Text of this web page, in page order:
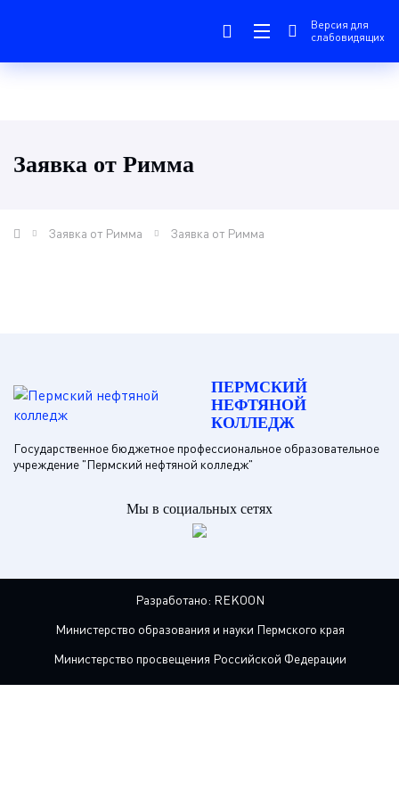
Версия для
слабовидящих
Заявка от Римма
Заявка от Римма Заявка от Римма
ПЕРМСКИЙ
НЕФТЯНОЙ
КОЛЛЕДЖ
Государственное бюджетное профессиональное образовательное
учреждение "Пермский нефтяной колледж"
Мы в социальных сетях
Разработано: REKOON
Министерство образования и науки Пермского края
Министерство просвещения Российской Федерации